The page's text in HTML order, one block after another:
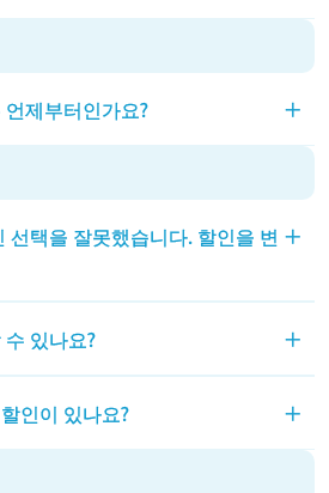
같은 날 오전 9시부터 시작합니
시작일은 3/1입니다. 단, 윤년
작일은 2/29입니다.
드 등급 이상의 회원님은 2개
터 인터넷 예약을 시작합니다.
로 접수됩니다)
예약 시작일은 2/28입니다. 단,
1의 예약 시작일은 2/29입니다.
제부터인가요? ＋
같은 날 오전 9시부터 시작합니
시작일은 3/1입니다. 단, 윤년
작일은 2/29입니다.
골드 등급 이상의 회원님은 2개
터 인터넷 예약을 시작합니다.
예약 시작일은 2/28입니다. 단,
의 예약 시작일은 2/29입니다.
선택을 잘못했습니다. 할인을 변 ＋
당일 창구에서 확인한 후 변경
있나요? ＋
불가능합니다.
인이 있나요? ＋
. 인터넷 예약(Ｃ・Ｄ 기간 제